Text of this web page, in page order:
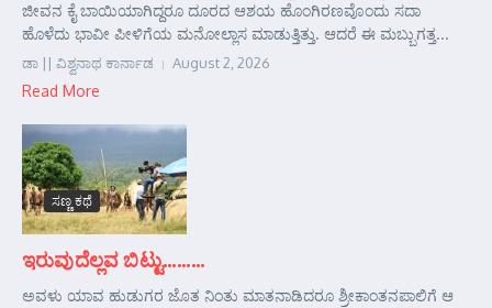
ಜೀವನ ಕೈ ಬಾಯಿಯಾಗಿದ್ದರೂ ದೂರದ ಆಶಯ ಹೊಂಗಿರಣವೊಂದು ಸದಾ
ಹೊಳೆದು ಭಾವೀ ಪೀಳಿಗೆಯ ಮನೋಲ್ಲಾಸ ಮಾಡುತ್ತಿತ್ತು. ಆದರೆ ಈ ಮಬ್ಬುಗತ್ತ...
ಡಾ || ವಿಶ್ವನಾಥ ಕಾರ್ನಾಡ August 2, 2026
Read More
ಸಣ್ಣ ಕಥೆ
ಇರುವುದೆಲ್ಲವ ಬಿಟ್ಟು………
ಅವಳು ಯಾವ ಹುಡುಗರ ಜೊತ ನಿಂತು ಮಾತನಾಡಿದರೂ ಶ್ರೀಕಾಂತನಪಾಲಿಗೆ ಆ